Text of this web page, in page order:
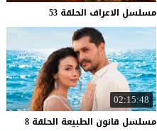
مسلسل الاعراف الحلقة 53
02:15:48
مسلسل قانون الطبيعة الحلقة 8